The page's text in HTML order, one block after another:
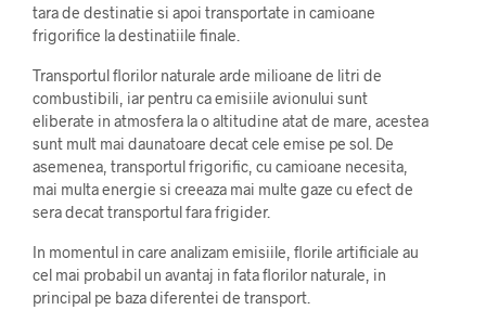
tara de destinatie si apoi transportate in camioane
frigorifice la destinatiile finale.
Transportul florilor naturale arde milioane de litri de
combustibili, iar pentru ca emisiile avionului sunt
eliberate in atmosfera la o altitudine atat de mare, acestea
sunt mult mai daunatoare decat cele emise pe sol. De
asemenea, transportul frigorific, cu camioane necesita,
mai multa energie si creeaza mai multe gaze cu efect de
sera decat transportul fara frigider.
In momentul in care analizam emisiile, florile artificiale au
cel mai probabil un avantaj in fata florilor naturale, in
principal pe baza diferentei de transport.